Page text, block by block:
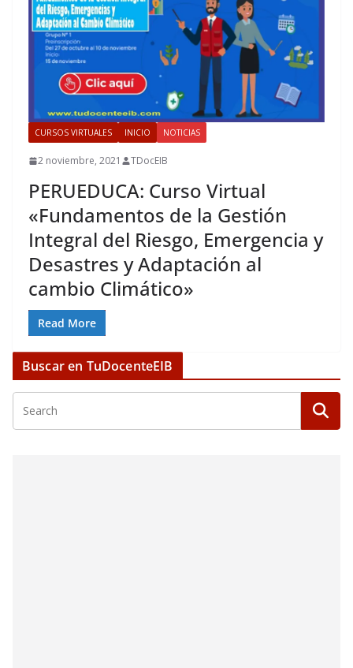
CURSOS VIRTUALES INICIO NOTICIAS
2 noviembre, 2021 TDocEIB
PERUEDUCA: Curso Virtual
«Fundamentos de la Gestión
Integral del Riesgo, Emergencia y
Desastres y Adaptación al
cambio Climático»
Read More
Buscar en TuDocenteEIB